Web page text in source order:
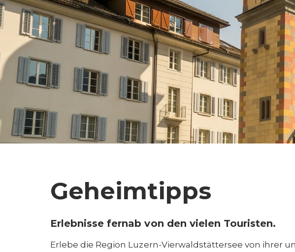
Geheimtipps
Erlebnisse fernab von den vielen Touristen.
Erlebe die Region Luzern-Vierwaldstättersee von ihrer